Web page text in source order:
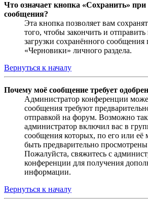
Что означает кнопка «Сохранить» при
сообщения?
Эта кнопка позволяет вам
того, чтобы закончить и
загрузки сохранённого сообщения
«Черновики» личного раздела.
Вернуться к началу
Почему моё сообщение требует
Администратор конференции
сообщения требуют
отправкой на форум. Возможно
администратор включил вас в
сообщения которых, по его или
быть предварительно
Пожалуйста, свяжитесь с
конференции для получения
информации.
Вернуться к началу